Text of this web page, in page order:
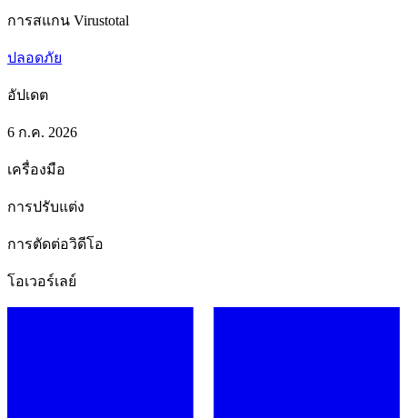
การสแกน Virustotal
ปลอดภัย
อัปเดต
6 ก.ค. 2026
เครื่องมือ
การปรับแต่ง
การตัดต่อวิดีโอ
โอเวอร์เลย์